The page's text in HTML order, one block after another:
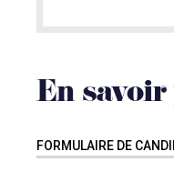
En
FORMULAIRE DE